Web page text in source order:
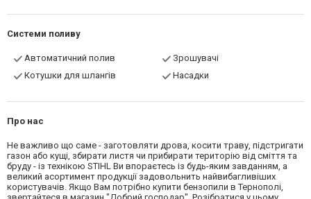
Системи поливу
Автоматичний полив
Зрошувачі
Котушки для шлангів
Насадки
Про нас
Не важливо що саме - заготовляти дрова, косити траву, підстригати
газон або кущі, збирати листя чи прибирати територію від сміття та
бруду - із технікою STIHL Ви впораєтесь із будь-яким завданням, а
великий асортимент продукції задовольнить найвибагливіших
користувачів. Якщо Вам потрібно купити бензопили в Тернополі,